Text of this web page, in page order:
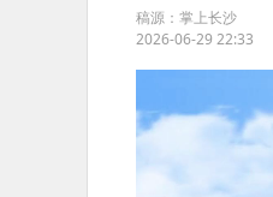
稿源：掌上长沙
2026-06-29 22:33